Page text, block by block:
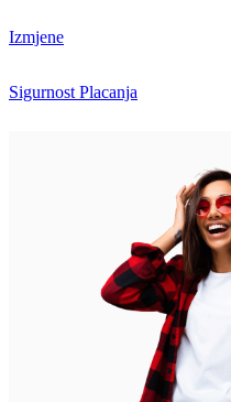
Izmjene
Sigurnost Placanja